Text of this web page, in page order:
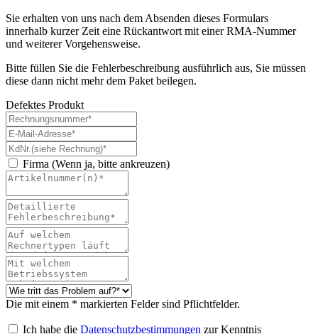
Sie erhalten von uns nach dem Absenden dieses Formulars
innerhalb kurzer Zeit eine Rückantwort mit einer RMA-Nummer
und weiterer Vorgehensweise.
Bitte füllen Sie die Fehlerbeschreibung ausführlich aus, Sie müssen
diese dann nicht mehr dem Paket beilegen.
Defektes Produkt
Firma (Wenn ja, bitte ankreuzen)
Die mit einem * markierten Felder sind Pflichtfelder.
Ich habe die Datenschutzbestimmungen zur Kenntnis